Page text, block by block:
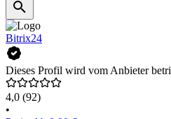
Bitrix24
Dieses Profil wird vom Anbieter
4,0 (92)
•